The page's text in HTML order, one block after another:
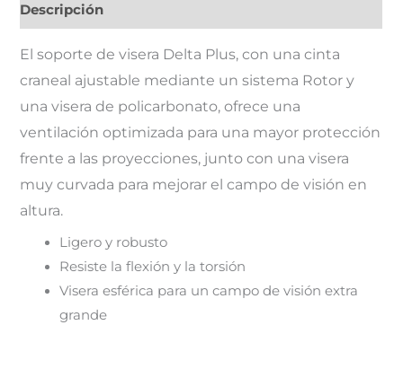
Descripción
El soporte de visera Delta Plus, con una cinta
craneal ajustable mediante un sistema Rotor y
una visera de policarbonato, ofrece una
ventilación optimizada para una mayor protección
frente a las proyecciones, junto con una visera
muy curvada para mejorar el campo de visión en
altura.
Ligero y robusto
Resiste la flexión y la torsión
Visera esférica para un campo de visión extra
grande